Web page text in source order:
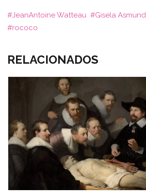
JeanAntoine Watteau Gisela
rococo
RELACIONADOS